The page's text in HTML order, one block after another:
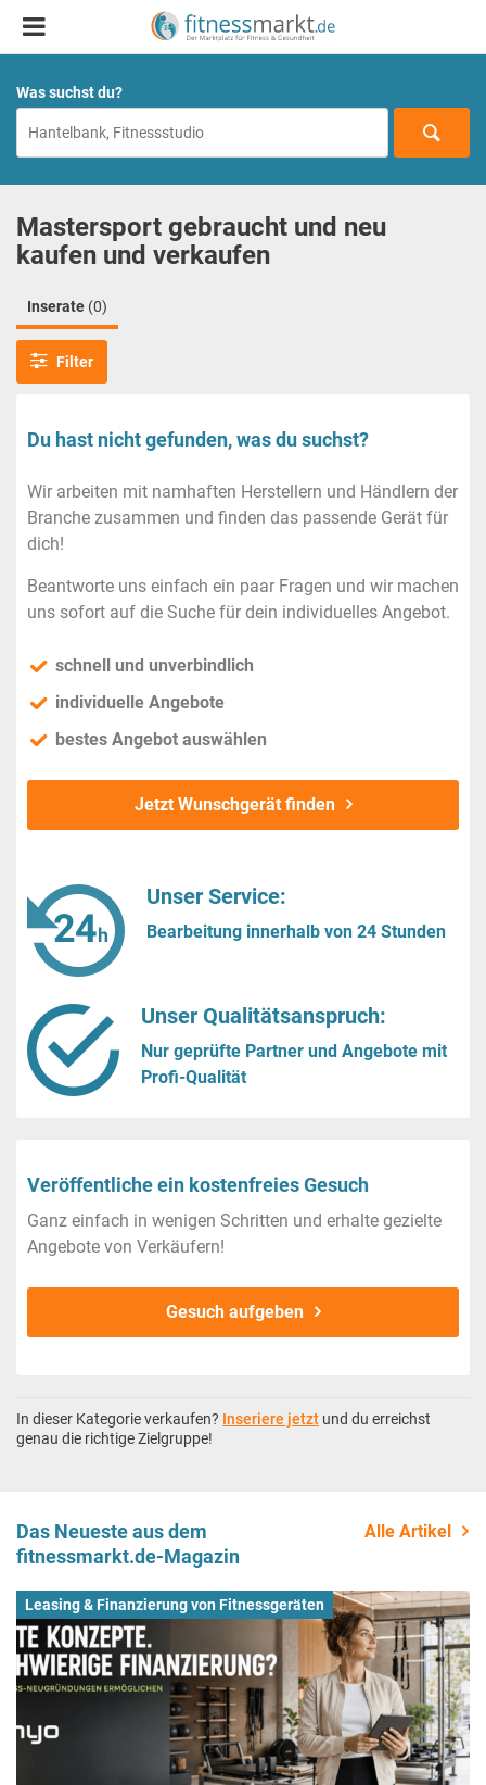
Was suchst du?
Mastersport gebraucht und neu
kaufen und verkaufen
Inserate (0)
Filter
Du hast nicht gefunden, was du suchst?
Wir arbeiten mit namhaften Herstellern und Händlern der
Branche zusammen und finden das passende Gerät für
dich!
Beantworte uns einfach ein paar Fragen und wir machen
uns sofort auf die Suche für dein individuelles Angebot.
schnell und unverbindlich
individuelle Angebote
bestes Angebot auswählen
Jetzt Wunschgerät finden
Unser Service:
Bearbeitung innerhalb von 24 Stunden
Unser Qualitätsanspruch:
Nur geprüfte Partner und Angebote mit
Profi-Qualität
Veröffentliche ein kostenfreies Gesuch
Ganz einfach in wenigen Schritten und erhalte gezielte
Angebote von Verkäufern!
Gesuch aufgeben
In dieser Kategorie verkaufen? Inseriere jetzt und du erreichst
genau die richtige Zielgruppe!
Das Neueste aus dem
fitnessmarkt.de-Magazin
Alle Artikel
Leasing & Finanzierung von Fitnessgeräten